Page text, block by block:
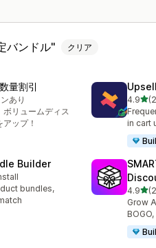
バンドル クリア
量割引
あり
ボリュームディス
ップ！
4.95つ
合計レ
in cart
Builder
bundles,
4.95つ
合計レ
Grow